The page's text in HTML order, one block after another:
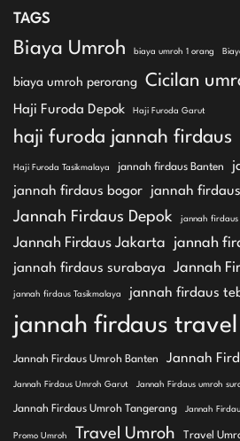
TAGS
Biaya Umroh biaya umroh 1 orang
biaya umroh perorang Cicilan
Haji Furoda Depok Haji Furoda Garut
haji furoda jannah firdaus
Haji Furoda Tasikmalaya jannah firdaus Banten
jannah firdaus bogor
jannah
Jannah Firdaus Depok jannah firdaus
Jannah Firdaus Jakarta jannah
jannah firdaus surabaya Jannah
jannah firdaus Tasikmalaya jannah firdaus
jannah firdaus travel
Jannah Firdaus Umroh Banten Jannah
Jannah Firdaus Umroh Garut Jannah Firdaus umroh
Jannah Firdaus Umroh Tangerang Jannah
Promo Umroh Travel Umroh Travel